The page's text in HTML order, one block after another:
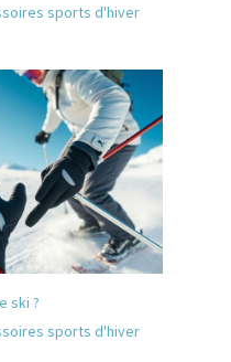
sports d'hiver
ski ?
sports d'hiver